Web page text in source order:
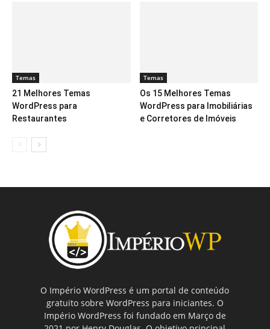
Temas
21 Melhores Temas
WordPress para
Restaurantes
Temas
Os 15 Melhores Temas
WordPress para Imobiliárias
e Corretores de Imóveis
O Império WordPress é um portal de conteúdo
gratuito sobre WordPress para iniciantes. O
Império WordPress foi fundado em Março de